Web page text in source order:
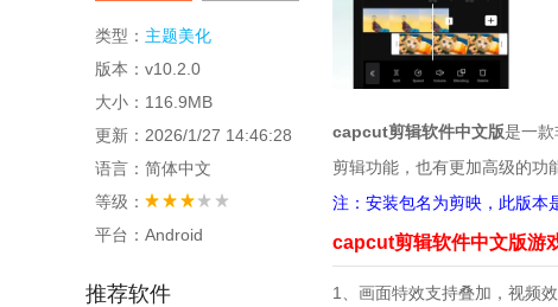
类型： 主题美化
版本：v10.2.0
大小：116.9MB
更新：2026/1/27 14:46:28
语言：简体中文
等级：
平台：Android
推荐软件
capcut剪辑软件中文版是一
剪辑功能，也有更加高级的功
注：安装包名为剪映，此版本
capcut剪辑软件中文版游
1、画面特效支持叠加，视频